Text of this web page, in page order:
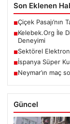
Son Eklenen
■Çiçek
■Kelebek.Org İle
Deneyimi
■Sektörel
■İspanya Süper
■Neymar’ın maç
Güncel